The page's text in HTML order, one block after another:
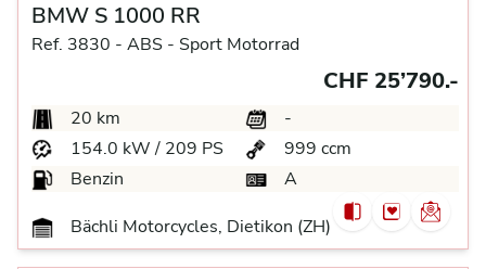
BMW S 1000 RR
Ref. 3830 - ABS - Sport Motorrad
CHF 25’790.-
20 km
-
154.0 kW / 209 PS
999 ccm
Benzin
A
Bächli Motorcycles, Dietikon (ZH)